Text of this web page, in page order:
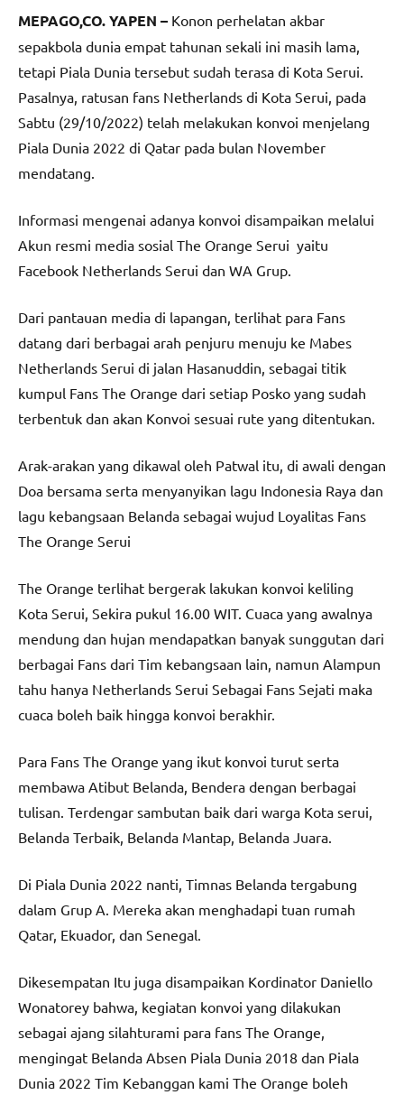
MEPAGO,CO. YAPEN – Konon perhelatan akbar
sepakbola dunia empat tahunan sekali ini masih lama,
tetapi Piala Dunia tersebut sudah terasa di Kota Serui.
Pasalnya, ratusan fans Netherlands di Kota Serui, pada
Sabtu (29/10/2022) telah melakukan konvoi menjelang
Piala Dunia 2022 di Qatar pada bulan November
mendatang.
Informasi mengenai adanya konvoi disampaikan melalui
Akun resmi media sosial The Orange Serui yaitu
Facebook Netherlands Serui dan WA Grup.
Dari pantauan media di lapangan, terlihat para Fans
datang dari berbagai arah penjuru menuju ke Mabes
Netherlands Serui di jalan Hasanuddin, sebagai titik
kumpul Fans The Orange dari setiap Posko yang sudah
terbentuk dan akan Konvoi sesuai rute yang ditentukan.
Arak-arakan yang dikawal oleh Patwal itu, di awali dengan
Doa bersama serta menyanyikan lagu Indonesia Raya dan
lagu kebangsaan Belanda sebagai wujud Loyalitas Fans
The Orange Serui
The Orange terlihat bergerak lakukan konvoi keliling
Kota Serui, Sekira pukul 16.00 WIT. Cuaca yang awalnya
mendung dan hujan mendapatkan banyak sunggutan dari
berbagai Fans dari Tim kebangsaan lain, namun Alampun
tahu hanya Netherlands Serui Sebagai Fans Sejati maka
cuaca boleh baik hingga konvoi berakhir.
Para Fans The Orange yang ikut konvoi turut serta
membawa Atibut Belanda, Bendera dengan berbagai
tulisan. Terdengar sambutan baik dari warga Kota serui,
Belanda Terbaik, Belanda Mantap, Belanda Juara.
Di Piala Dunia 2022 nanti, Timnas Belanda tergabung
dalam Grup A. Mereka akan menghadapi tuan rumah
Qatar, Ekuador, dan Senegal.
Dikesempatan Itu juga disampaikan Kordinator Daniello
Wonatorey bahwa, kegiatan konvoi yang dilakukan
sebagai ajang silahturami para fans The Orange,
mengingat Belanda Absen Piala Dunia 2018 dan Piala
Dunia 2022 Tim Kebanggan kami The Orange boleh